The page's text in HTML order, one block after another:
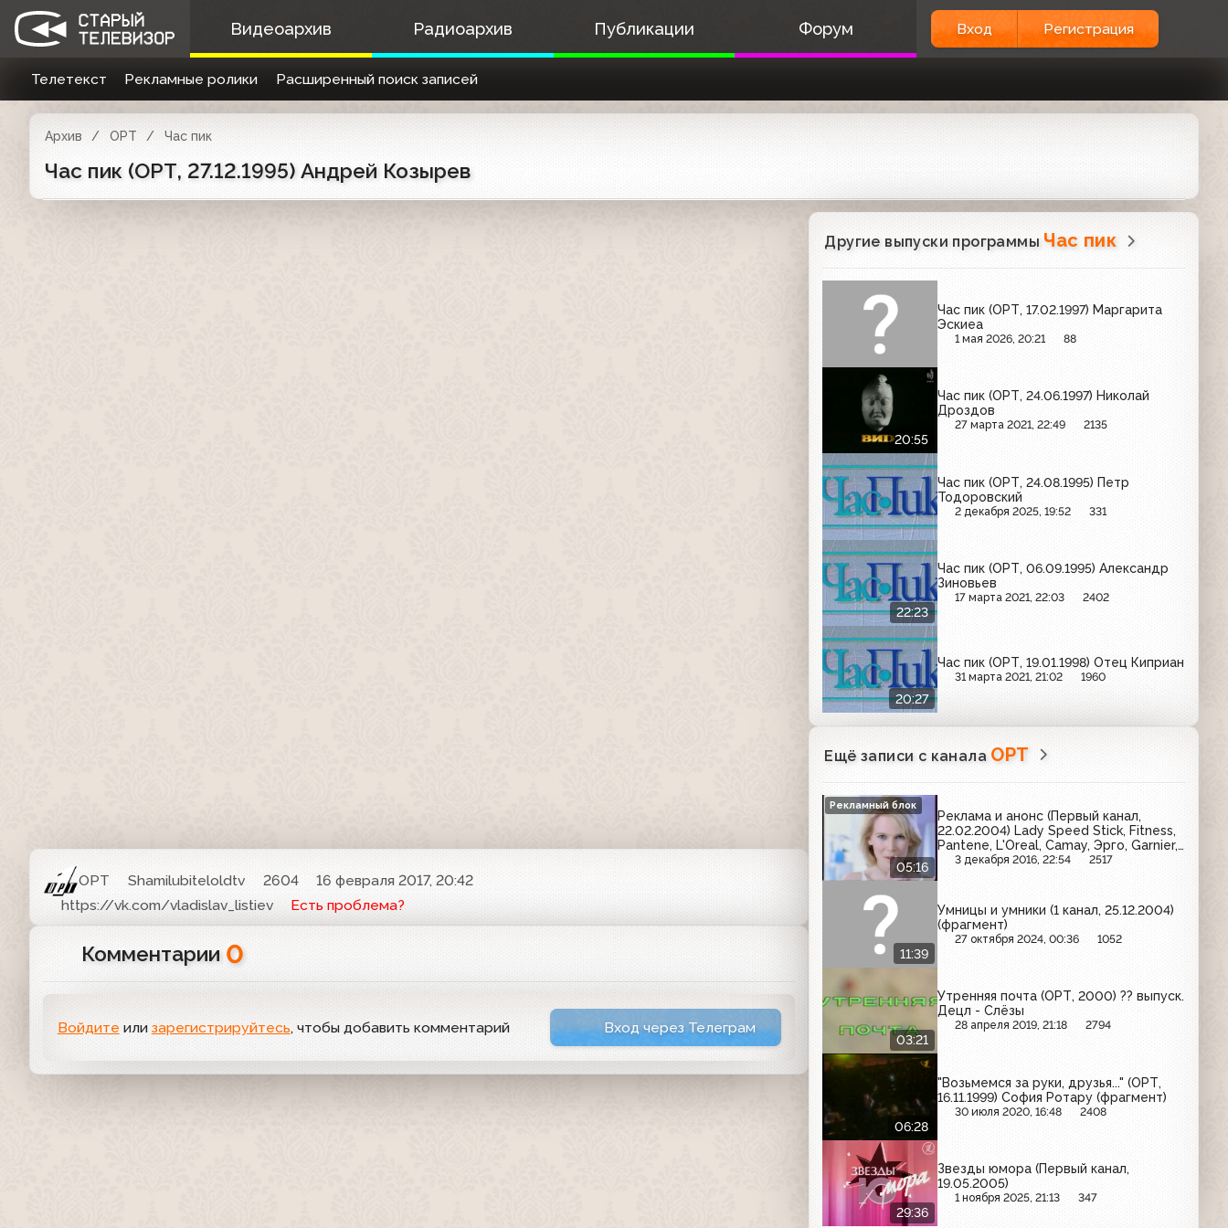
Видеоархив Радиоархив Публикации Форум Вход Регистрация
Телетекст Рекламные ролики Расширенный поиск записей
Архив ОРТ Час пик
Час пик (ОРТ, 27.12.1995) Андрей Козырев
ОРТ Shamilubiteloldtv 2604
16 февраля 2017, 20:42
https://vk.com/vladislav_listiev
Есть проблема?
Комментарии 0
Войдите или зарегистрируйтесь, чтобы добавить комментарий Вход через Телеграм
Другие выпуски программы Час пик
Час пик (ОРТ, 17.02.1997) Маргарита
Эскиеа
1 мая 2026, 20:21 88
20:55
Час пик (ОРТ, 24.06.1997) Николай
Дроздов
27 марта 2021, 22:49 2135
Час пик (ОРТ, 24.08.1995) Петр
Тодоровский
2 декабря 2025, 19:52 331
22:23
Час пик (ОРТ, 06.09.1995) Александр
Зиновьев
17 марта 2021, 22:03 2402
20:27
Час пик (ОРТ, 19.01.1998) Отец Киприан
31 марта 2021, 21:02 1960
Ещё записи с канала ОРТ
05:16
Реклама и анонс (Первый канал,
22.02.2004) Lady Speed Stick, Fitness,
Pantene, L'Oreal, Camay, Эрго, Garnier,
Secret
3 декабря 2016, 22:54 2517
Рекламный блок
11:39
Умницы и умники (1 канал, 25.12.2004)
(фрагмент)
27 октября 2024, 00:36 1052
03:21
Утренняя почта (ОРТ, 2000) ?? выпуск.
Децл - Слёзы
28 апреля 2019, 21:18 2794
06:28
"Возьмемся за руки, друзья..." (ОРТ,
16.11.1999) София Ротару (фрагмент)
30 июля 2020, 16:48 2408
29:36
Звезды юмора (Первый канал,
19.05.2005)
1 ноября 2025, 21:13 347